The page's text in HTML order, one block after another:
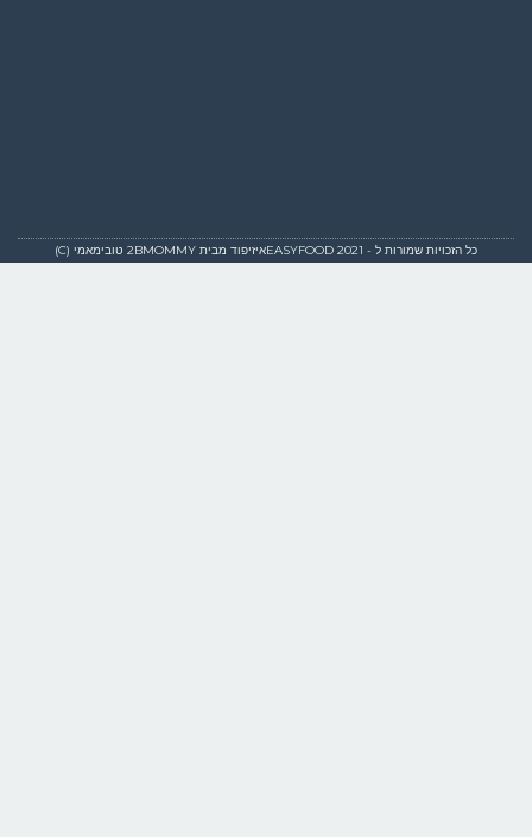
כל הזכויות שמורות ל - EASYFOOD 2021איזיפוד מבית 2BMOMMY טובימאמי (C)